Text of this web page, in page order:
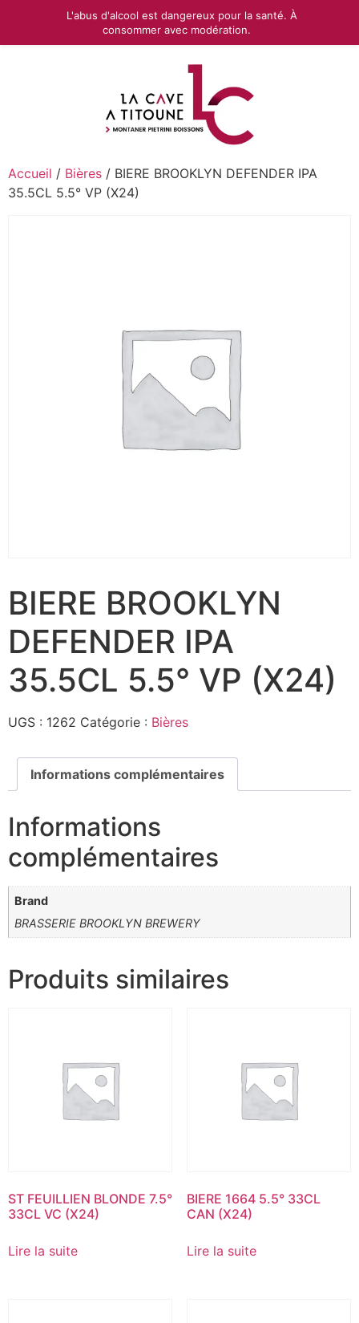
Accueil / Bières / BIERE BROOKLYN DEFENDER IPA
35.5CL 5.5° VP (X24)
BIERE BROOKLYN
DEFENDER IPA
35.5CL 5.5° VP (X24)
UGS : 1262 Catégorie : Bières
Informations complémentaires
Informations
complémentaires
Brand
BRASSERIE BROOKLYN BREWERY
Produits similaires
ST FEUILLIEN BLONDE 7.5°
33CL VC (X24)
Lire la suite
BIERE 1664 5.5° 33CL
CAN (X24)
Lire la suite
L'abus d'alcool est dangereux pour la santé. À
consommer avec modération.